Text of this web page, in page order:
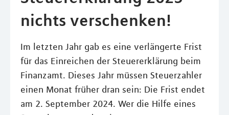
nichts verschenken!
Im letzten Jahr gab es eine verlängerte Frist
für das Einreichen der Steuererklärung beim
Finanzamt. Dieses Jahr müssen Steuerzahler
einen Monat früher dran sein: Die Frist endet
am 2. September 2024. Wer die Hilfe eines